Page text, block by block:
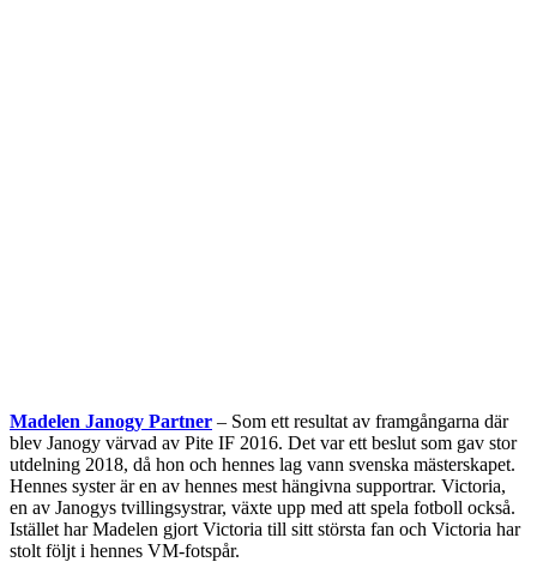
Madelen Janogy Partner – Som ett resultat av framgångarna där
blev Janogy värvad av Pite IF 2016. Det var ett beslut som gav stor
utdelning 2018, då hon och hennes lag vann svenska mästerskapet.
Hennes syster är en av hennes mest hängivna supportrar. Victoria,
en av Janogys tvillingsystrar, växte upp med att spela fotboll också.
Istället har Madelen gjort Victoria till sitt största fan och Victoria har
stolt följt i hennes VM-fotspår.